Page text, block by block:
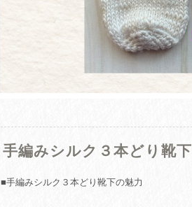
手編みシルク３本どり靴下
■手編みシルク３本どり靴下の魅力